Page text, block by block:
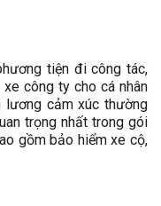
tiện đi công tác,
công ty cho cá nhân
cảm xúc thường
trọng nhất trong gói
gồm bảo hiểm xe cộ,